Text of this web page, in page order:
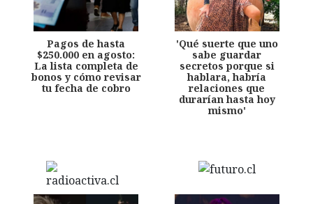
Pagos de hasta
$250.000 en agosto:
La lista completa de
bonos y cómo revisar
tu fecha de cobro
'Qué suerte que uno
sabe guardar
secretos porque si
hablara, habría
relaciones que
durarían hasta hoy
mismo'